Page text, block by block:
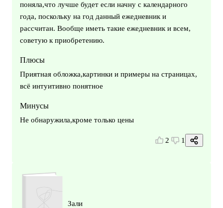
поняла,что лучше будет если начну с календарного
года, поскольку на год данный ежедневник и
рассчитан. Вообще иметь такие ежедневник и всем,
советую к приобретению.
Плюсы
Приятная обложка,картинки и примеры на страницах,
всё интуитивно понятное
Минусы
Не обнаружила,кроме только цены
2 1
Зали